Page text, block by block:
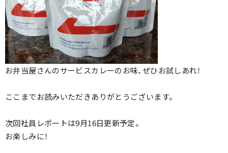
お弁当屋さんのサービスカレーのお味、ぜひお試しあれ！
ここまでお読みいただきありがとうございます。
次回社員レポートは9月16日更新予定。
お楽しみに！